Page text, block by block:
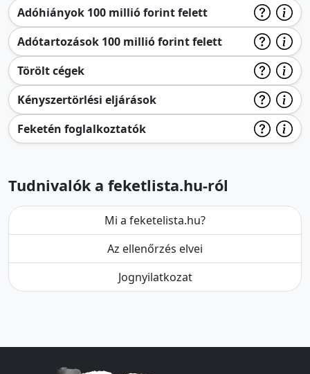
Adóhiányok 100 millió forint felett
Adótartozások 100 millió forint felett
Törölt cégek
Kényszertörlési eljárások
Feketén foglalkoztatók
Tudnivalók a feketlista.hu-ról
Mi a feketelista.hu?
Az ellenőrzés elvei
Jognyilatkozat